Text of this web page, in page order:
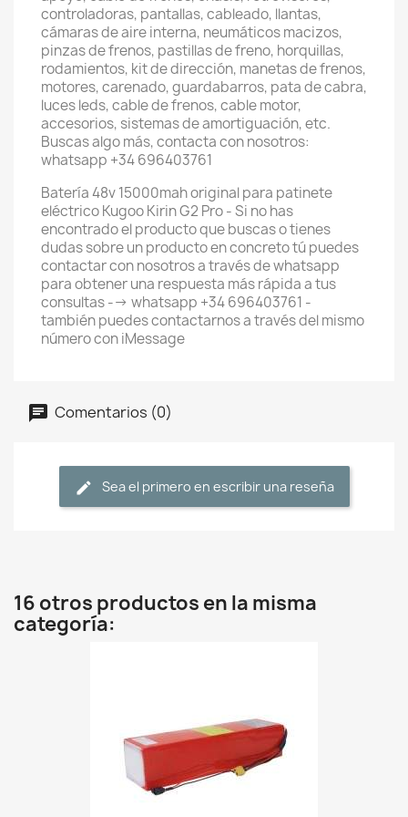
controladoras, pantallas, cableado, llantas,
cámaras de aire interna, neumáticos macizos,
pinzas de frenos, pastillas de freno, horquillas,
rodamientos, kit de dirección, manetas de frenos,
motores, carenado, guardabarros, pata de cabra,
luces leds, cable de frenos, cable motor,
accesorios, sistemas de amortiguación, etc.
Buscas algo más, contacta con nosotros:
whatsapp +34 696403761
Batería 48v 15000mah original para patinete
eléctrico Kugoo Kirin G2 Pro - Si no has
encontrado el producto que buscas o tienes
dudas sobre un producto en concreto tú puedes
contactar con nosotros a través de whatsapp
para obtener una respuesta más rápida a tus
consultas --> whatsapp +34 696403761 -
también puedes contactarnos a través del mismo
número con iMessage
Comentarios (0)
Sea el primero en escribir una reseña
16 otros productos en la misma
categoría: